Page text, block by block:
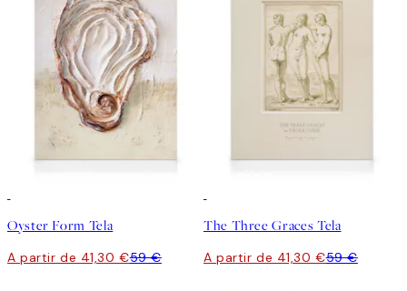
Oyster Form Tela
A partir de 41,30 €59 €
The Three Graces Tela
A partir de 41,30 €59 €